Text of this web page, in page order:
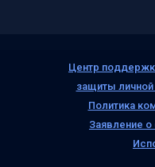
Центр
защиты
Политика
Заявление о